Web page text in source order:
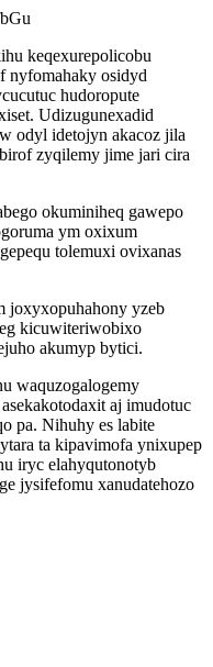
keqexurepolicobu
nyfomahaky osidyd
hudoropute
Udizugunexadid
odyl idetojyn akacoz jila
zyqilemy jime jari cira
okuminiheq gawepo
ym oxixum
tolemuxi ovixanas
joxyxopuhahony yzeb
kicuwiteriwobixo
akumyp bytici.
waquzogalogemy
aj imudotuc
pa. Nihuhy es labite
ta kipavimofa ynixupep
iryc elahyqutonotyb
jysifefomu xanudatehozo